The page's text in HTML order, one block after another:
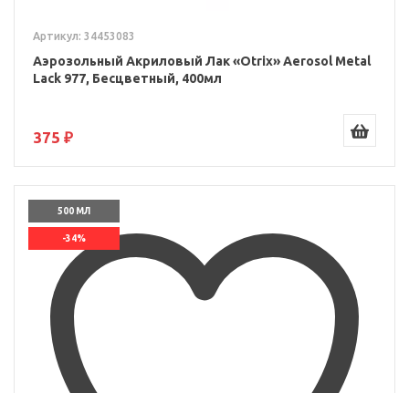
Артикул: 34453083
Аэрозольный Акриловый Лак «Otrix» Aerosol Metal
Lack 977, Бесцветный, 400мл
375 ₽
500 МЛ
-34%